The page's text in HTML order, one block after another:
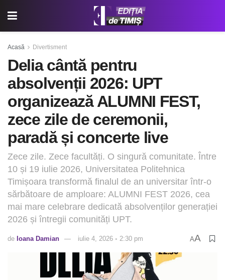
Acasă Divertisment
Delia cântă pentru
absolvenții 2026: UPT
organizează ALUMNI FEST,
zece zile de ceremonii,
paradă și concerte live
Zece zile. Zece facultăți. O singură comunitate. Între
10 și 19 iulie 2026, Universitatea Politehnica
Timișoara transformă finalul de an universitar într-o
sărbătoare de amploare: ALUMNI FEST 2026, cea
mai mare celebrare dedicată absolvenților generației
2026 și întregii comunități UPT.
de Ioana Damian iulie 4, 2026 ◦ 2:30 pm AA